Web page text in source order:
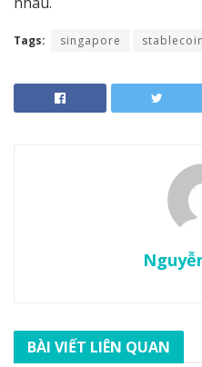
Tags: singapore stablecoin
BÀI VIẾT LIÊN QUAN